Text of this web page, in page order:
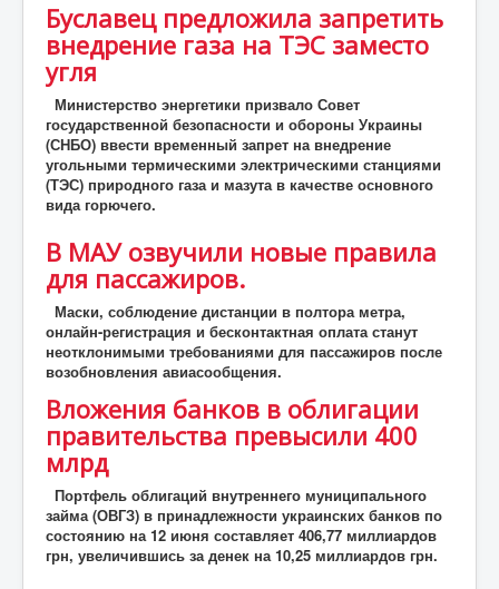
Буславец предложила запретить
внедрение газа на ТЭС заместо
угля
Министерство энергетики призвало Совет
государственной безопасности и обороны Украины
(СНБО) ввести временный запрет на внедрение
угольными термическими электрическими станциями
(ТЭС) природного газа и мазута в качестве основного
вида горючего.
В МАУ озвучили новые правила
для пассажиров.
Маски, соблюдение дистанции в полтора метра,
онлайн-регистрация и бесконтактная оплата станут
неотклонимыми требованиями для пассажиров после
возобновления авиасообщения.
Вложения банков в облигации
правительства превысили 400
млрд
Портфель облигаций внутреннего муниципального
займа (ОВГЗ) в принадлежности украинских банков по
состоянию на 12 июня составляет 406,77 миллиардов
грн, увеличившись за денек на 10,25 миллиардов грн.